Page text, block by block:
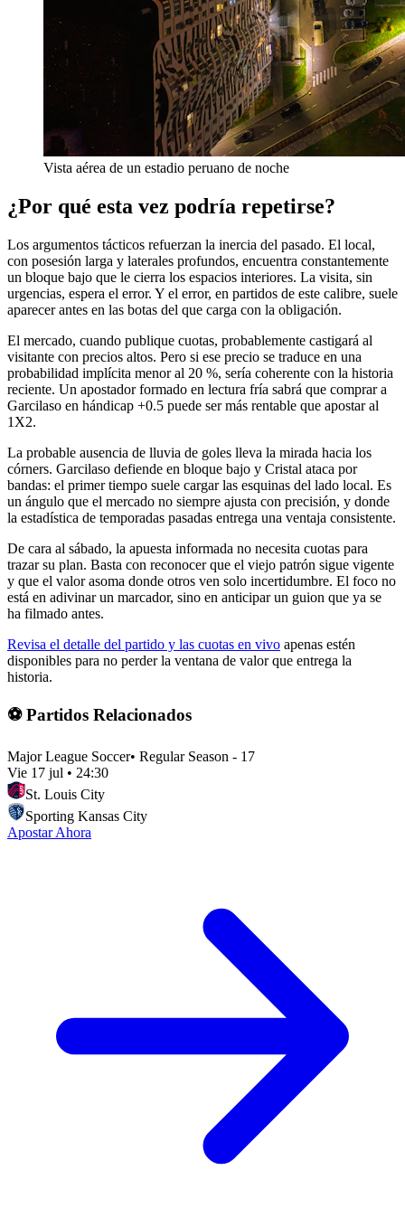
Vista aérea de un estadio peruano de noche
¿Por qué esta vez podría repetirse?
Los argumentos tácticos refuerzan la inercia del pasado. El local,
con posesión larga y laterales profundos, encuentra constantemente
un bloque bajo que le cierra los espacios interiores. La visita, sin
urgencias, espera el error. Y el error, en partidos de este calibre, suele
aparecer antes en las botas del que carga con la obligación.
El mercado, cuando publique cuotas, probablemente castigará al
visitante con precios altos. Pero si ese precio se traduce en una
probabilidad implícita menor al 20 %, sería coherente con la historia
reciente. Un apostador formado en lectura fría sabrá que comprar a
Garcilaso en hándicap +0.5 puede ser más rentable que apostar al
1X2.
La probable ausencia de lluvia de goles lleva la mirada hacia los
córners. Garcilaso defiende en bloque bajo y Cristal ataca por
bandas: el primer tiempo suele cargar las esquinas del lado local. Es
un ángulo que el mercado no siempre ajusta con precisión, y donde
la estadística de temporadas pasadas entrega una ventaja consistente.
De cara al sábado, la apuesta informada no necesita cuotas para
trazar su plan. Basta con reconocer que el viejo patrón sigue vigente
y que el valor asoma donde otros ven solo incertidumbre. El foco no
está en adivinar un marcador, sino en anticipar un guion que ya se
ha filmado antes.
Revisa el detalle del partido y las cuotas en vivo apenas estén
disponibles para no perder la ventana de valor que entrega la
historia.
⚽ Partidos Relacionados
Major League Soccer• Regular Season - 17
Vie 17 jul • 24:30
St. Louis City
Sporting Kansas City
Apostar Ahora